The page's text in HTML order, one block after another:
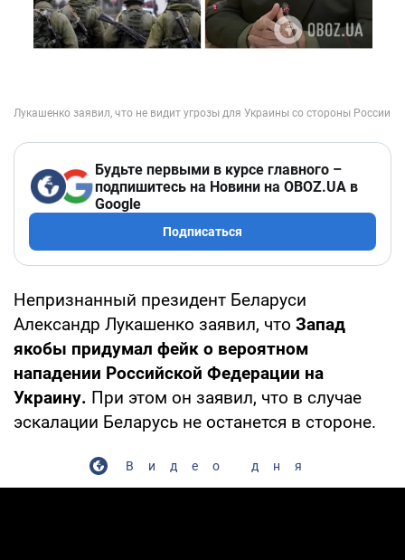
Будьте первыми в курсе главного –
подпишитесь на Новини на OBOZ.UA в
Google
Подписаться
Непризнанный президент Беларуси
Александр Лукашенко заявил, что Запад
якобы придумал фейк о вероятном
нападении Российской Федерации на
Украину. При этом он заявил, что в случае
эскалации Беларусь не останется в стороне.
Видео дня